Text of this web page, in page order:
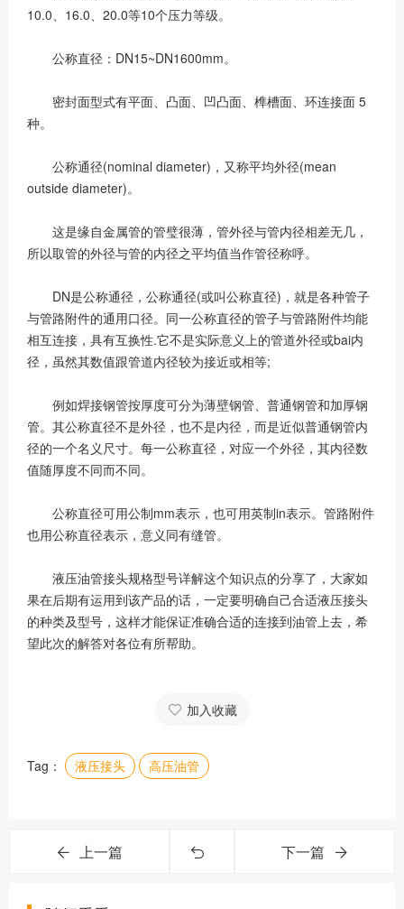
10.0、16.0、20.0等10个压力等级。
公称直径：DN15~DN1600mm。
密封面型式有平面、凸面、凹凸面、榫槽面、环连接面 5
种。
公称通径(nominal diameter)，又称平均外径(mean
outside diameter)。
这是缘自金属管的管璧很薄，管外径与管内径相差无几，
所以取管的外径与管的内径之平均值当作管径称呼。
DN是公称通径，公称通径(或叫公称直径)，就是各种管子
与管路附件的通用口径。同一公称直径的管子与管路附件均能
相互连接，具有互换性.它不是实际意义上的管道外径或bai内
径，虽然其数值跟管道内径较为接近或相等;
例如焊接钢管按厚度可分为薄壁钢管、普通钢管和加厚钢
管。其公称直径不是外径，也不是内径，而是近似普通钢管内
径的一个名义尺寸。每一公称直径，对应一个外径，其内径数
值随厚度不同而不同。
公称直径可用公制mm表示，也可用英制in表示。管路附件
也用公称直径表示，意义同有缝管。
液压油管接头规格型号详解这个知识点的分享了，大家如
果在后期有运用到该产品的话，一定要明确自己合适液压接头
的种类及型号，这样才能保证准确合适的连接到油管上去，希
望此次的解答对各位有所帮助。
加入收藏
Tag： 液压接头 高压油管
上一篇 下一篇